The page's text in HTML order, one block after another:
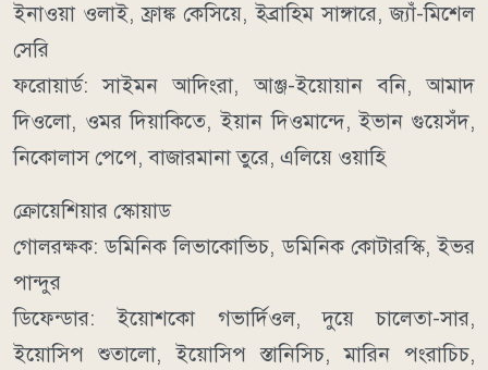
ইনাওয়া ওলাই, ফ্রাঙ্ক কেসিয়ে, ইব্রাহিম সাঙ্গারে, জ্যাঁ-মিশেল
সেরি
ফরোয়ার্ড: সাইমন আদিংরা, আঞ্জ-ইয়োয়ান বনি, আমাদ
দিওলো, ওমর দিয়াকিতে, ইয়ান দিওমান্দে, ইভান গুয়েসঁদ,
নিকোলাস পেপে, বাজারমানা তুরে, এলিয়ে ওয়াহি
ক্রোয়েশিয়ার স্কোয়াড
গোলরক্ষক: ডমিনিক লিভাকোভিচ, ডমিনিক কোটারস্কি, ইভর
পান্দুর
ডিফেন্ডার: ইয়োশকো গভার্দিওল, দুয়ে চালেতা-সার,
ইয়োসিপ শুতালো, ইয়োসিপ স্তানিসিচ, মারিন পংরাচিচ,